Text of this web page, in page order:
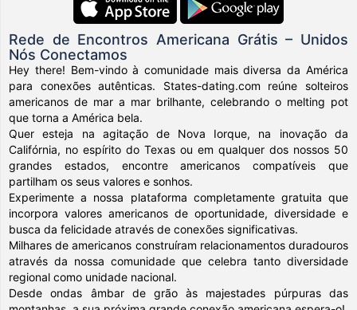
Rede de Encontros Americana Grátis – Unidos
Nós Conectamos
Hey there! Bem-vindo à comunidade mais diversa da América
para conexões autênticas. States-dating.com reúne solteiros
americanos de mar a mar brilhante, celebrando o melting pot
que torna a América bela.
Quer esteja na agitação de Nova Iorque, na inovação da
Califórnia, no espírito do Texas ou em qualquer dos nossos 50
grandes estados, encontre americanos compatíveis que
partilham os seus valores e sonhos.
Experimente a nossa plataforma completamente gratuita que
incorpora valores americanos de oportunidade, diversidade e
busca da felicidade através de conexões significativas.
Milhares de americanos construíram relacionamentos duradouros
através da nossa comunidade que celebra tanto diversidade
regional como unidade nacional.
Desde ondas âmbar de grão às majestades púrpuras das